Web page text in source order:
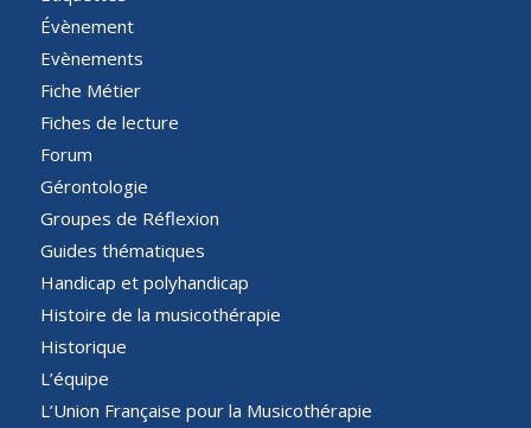
Évènement
Evènements
Fiche Métier
Fiches de lecture
Forum
Gérontologie
Groupes de Réflexion
Guides thématiques
Handicap et polyhandicap
Histoire de la musicothérapie
Historique
L’équipe
L’Union Française pour la Musicothérapie